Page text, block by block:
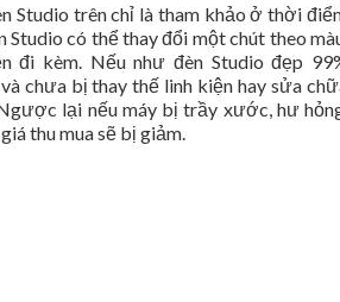
Studio trên chỉ là tham khảo ở thời
Studio có thể thay đổi một chút theo
đi kèm. Nếu như đèn Studio đẹp
chưa bị thay thế linh kiện hay sửa
lại nếu máy bị trầy xước, hư
thu mua sẽ bị giảm.